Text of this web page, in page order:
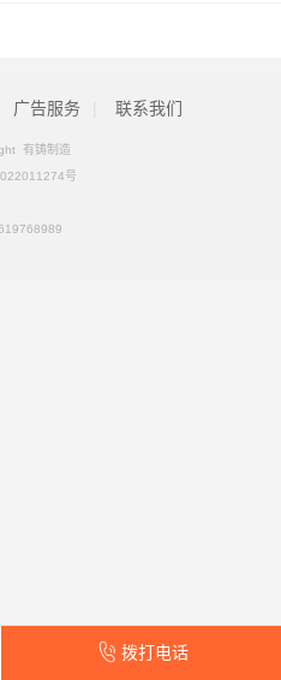
拨打电话
广告服务 联系我们
有铸制造
号